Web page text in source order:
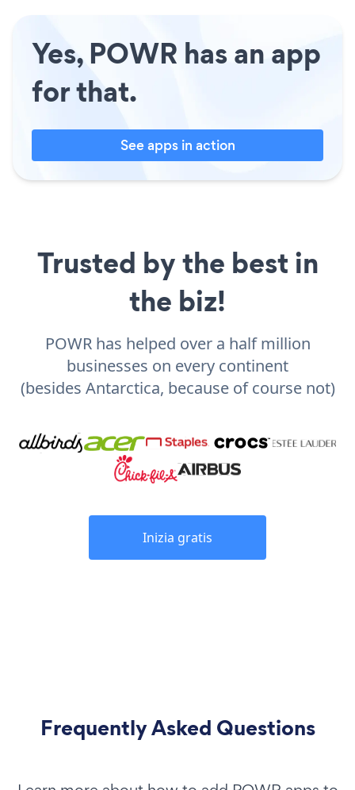
Yes, POWR has an app
for that.
See apps in action
Trusted by the best in
the biz!
POWR has helped over a half million
businesses on every continent
(besides Antarctica, because of course not)
Inizia gratis
Frequently Asked Questions